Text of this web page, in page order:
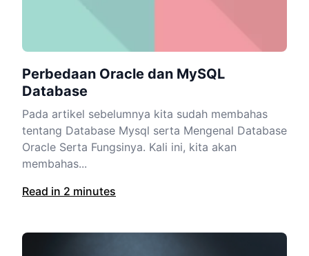
Perbedaan Oracle dan MySQL
Database
Pada artikel sebelumnya kita sudah membahas
tentang Database Mysql serta Mengenal Database
Oracle Serta Fungsinya. Kali ini, kita akan
membahas...
Read in 2 minutes